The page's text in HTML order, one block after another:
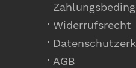
Widerrufsrecht
AGB